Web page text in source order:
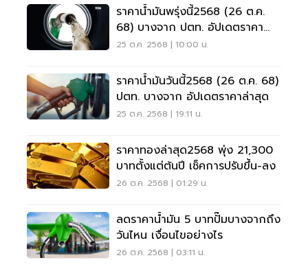
ราคาน้ำมันพรุ่งนี้2568 (26 ต.ค.
68) บางจาก ปตท. อัปเดตราคา
ล่าสุด
25 ต.ค. 2568 | 10:00 น.
ราคาน้ำมันวันนี้2568 (26 ต.ค. 68)
ปตท. บางจาก อัปเดตราคาล่าสุด
25 ต.ค. 2568 | 19:11 น.
ราคาทองล่าสุด2568 พุ่ง 21,300
บาทตั้งแต่ต้นปี เช็คการปรับขึ้น-ลง
26 ต.ค. 2568 | 01:29 น.
ลดราคาน้ำมัน 5 บาทปั๊มบางจากถึง
วันไหน เงื่อนไขอย่างไร
26 ต.ค. 2568 | 03:11 น.